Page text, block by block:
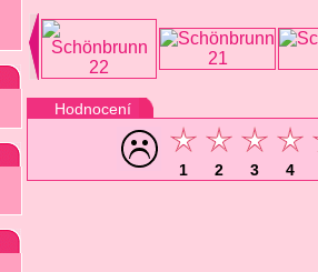
Hodnocení
1 2 3 4